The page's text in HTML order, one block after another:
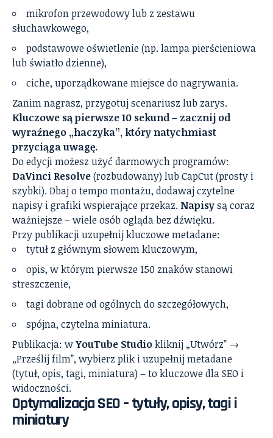
mikrofon przewodowy lub z zestawu
słuchawkowego,
podstawowe oświetlenie (np. lampa pierścieniowa
lub światło dzienne),
ciche, uporządkowane miejsce do nagrywania.
Zanim nagrasz, przygotuj scenariusz lub zarys.
Kluczowe są pierwsze 10 sekund – zacznij od
wyraźnego „haczyka”, który natychmiast
przyciąga uwagę.
Do edycji możesz użyć darmowych programów:
DaVinci Resolve(rozbudowany) lub CapCut (prosty i
szybki). Dbaj o tempo montażu, dodawaj czytelne
napisy i grafiki wspierające przekaz. Napisysą coraz
ważniejsze – wiele osób ogląda bez dźwięku.
Przy publikacji uzupełnij kluczowe metadane:
tytuł z głównym słowem kluczowym,
opis, w którym pierwsze 150 znaków stanowi
streszczenie,
tagi dobrane od ogólnych do szczegółowych,
spójna, czytelna miniatura.
Publikacja: wYouTube Studiokliknij „Utwórz” →
„Prześlij film”, wybierz plik i uzupełnij metadane
(tytuł, opis, tagi, miniatura) – to kluczowe dla SEO i
widoczności.
Optymalizacja SEO – tytuły, opisy, tagi i
miniatury